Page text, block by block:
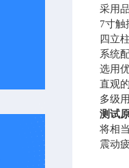
采用
7寸触
四立
系统
选用
直观
多级
测试
将相
震动